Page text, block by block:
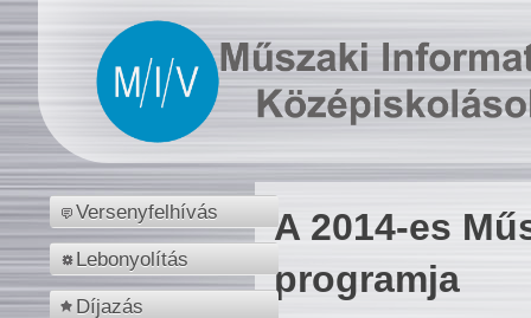
Versenyfelhívás
Lebonyolítás
Díjazás
A 2014-es
programja